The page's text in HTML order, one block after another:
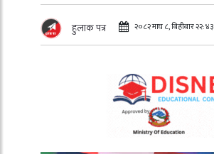
हुलाक पत्र २०८२ माघ ८, बिहीबार २२:४३